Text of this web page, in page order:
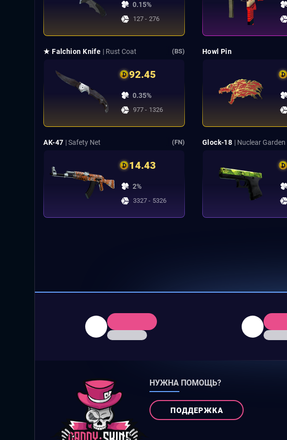
0.15%
127 - 276
★ Falchion Knife | Rust Coat (BS)
92.45
0.35%
977 - 1326
Howl Pin
AK-47 | Safety Net (FN)
14.43
2%
3327 - 5326
Glock-18 | Nuclear Garden
НУЖНА ПОМОЩЬ?
ПОДДЕРЖКА